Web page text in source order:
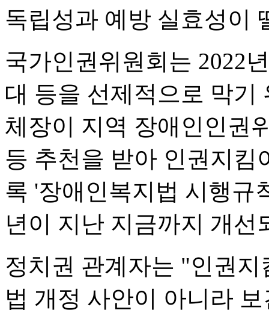
독립성과 예방 실효성이
국가인권위원회는 2022
대 등을 선제적으로 막기
체장이 지역 장애인인권
등 추천을 받아 인권지킴
록 '장애인복지법 시행규
년이 지난 지금까지 개선
정치권 관계자는 "인권
법 개정 사안이 아니라